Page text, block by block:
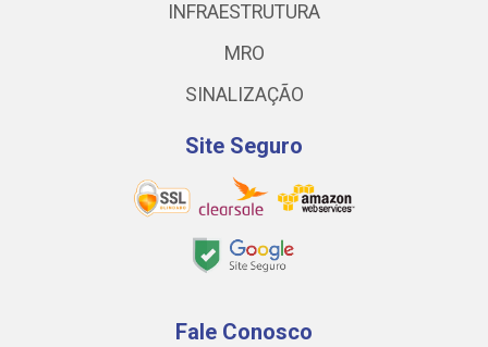
INFRAESTRUTURA
MRO
SINALIZAÇÃO
Site Seguro
Fale Conosco